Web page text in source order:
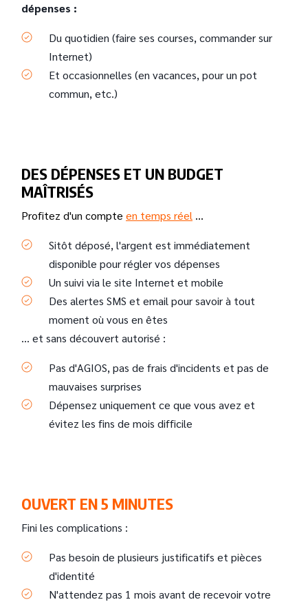
dépenses :
Du quotidien (faire ses courses, commander sur
Internet)
Et occasionnelles (en vacances, pour un pot
commun, etc.)
DES DÉPENSES ET UN BUDGET
MAÎTRISÉS
Profitez d'un compte en temps réel ...
Sitôt déposé, l'argent est immédiatement
disponible pour régler vos dépenses
Un suivi via le site Internet et mobile
Des alertes SMS et email pour savoir à tout
moment où vous en êtes
... et sans découvert autorisé :
Pas d'AGIOS, pas de frais d'incidents et pas de
mauvaises surprises
Dépensez uniquement ce que vous avez et
évitez les fins de mois difficile
OUVERT EN 5 MINUTES
Fini les complications :
Pas besoin de plusieurs justificatifs et pièces
d'identité
N'attendez pas 1 mois avant de recevoir votre